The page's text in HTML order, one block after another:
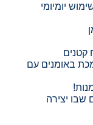
יומיומי
קטנים
באומנים עם
שבו יצירה